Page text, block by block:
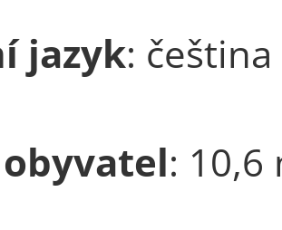
jazyk: čeština
: